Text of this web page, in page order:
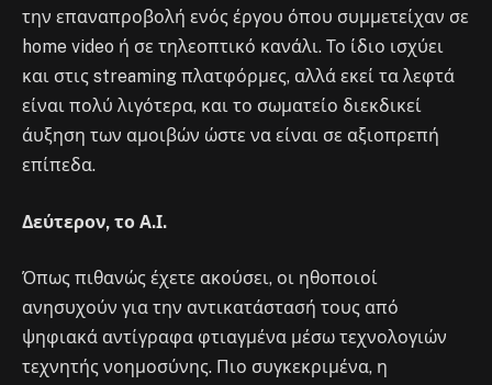
την επαναπροβολή ενός έργου όπου συμμετείχαν σε
home video ή σε τηλεοπτικό κανάλι. Το ίδιο ισχύει
και στις streaming πλατφόρμες, αλλά εκεί τα λεφτά
είναι πολύ λιγότερα, και το σωματείο διεκδικεί
άυξηση των αμοιβών ώστε να είναι σε αξιοπρεπή
επίπεδα.
Δεύτερον, το Α.Ι.
Όπως πιθανώς έχετε ακούσει, οι ηθοποιοί
ανησυχούν για την αντικατάστασή τους από
ψηφιακά αντίγραφα φτιαγμένα μέσω τεχνολογιών
τεχνητής νοημοσύνης. Πιο συγκεκριμένα, η